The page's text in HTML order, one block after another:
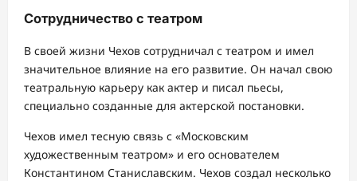
Сотрудничество с театром
В своей жизни Чехов сотрудничал с театром и имел
значительное влияние на его развитие. Он начал свою
театральную карьеру как актер и писал пьесы,
специально созданные для актерской постановки.
Чехов имел тесную связь с «Московским
художественным театром» и его основателем
Константином Станиславским. Чехов создал несколько